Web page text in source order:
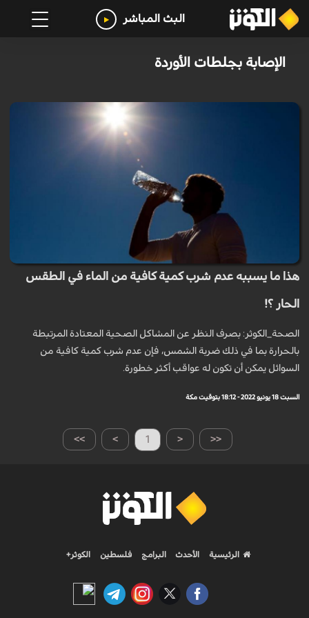
البث المباشر
الإصابة بجلطات الأوردة
هذا ما يسببه عدم شرب كمية كافية من الماء في الطقس
الحار ؟!
الصحة_الكوثر: بصرف النظر عن المشاكل الصحية المعتادة المرتبطة
بالحرارة بما في ذلك ضربة الشمس، فإن عدم شرب كمية كافية من
السوائل يمكن أن تكون له عواقب أكثر خطورة.
السبت 18 يونيو 2022 - 18:12 بتوقيت مكة
>> > 1 < <<
الرئيسية الأحدث البرامج فلسطين الكوثر+